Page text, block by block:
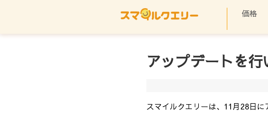
ご利用規約 プライバシ
価格
アップデートを行
スマイルクエリーは、11月28日に